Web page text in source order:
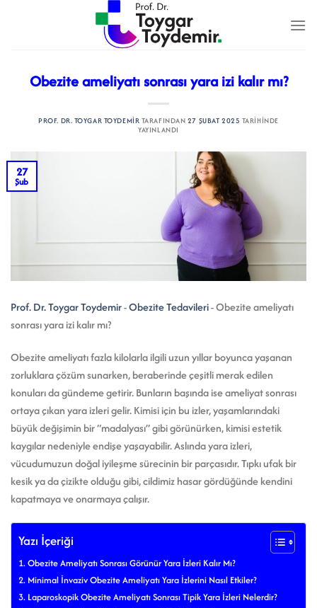
Obezite ameliyatı sonrası yara izi kalır mı?
PROF. DR. TOYGAR TOYDEMIR TARAFINDAN 27 ŞUBAT 2025 TARIHINDE
YAYINLANDI
27
Şub
Prof. Dr. Toygar Toydemir-Obezite Tedavileri-Obezite ameliyatı
sonrası yara izi kalır mı?
Obezite ameliyatı fazla kilolarla ilgili uzun yıllar boyunca yaşanan
zorluklara çözüm sunarken, beraberinde çeşitli merak edilen
konuları da gündeme getirir. Bunların başında ise ameliyat sonrası
ortaya çıkan yara izleri gelir. Kimisi için bu izler, yaşamlarındaki
büyük değişimin bir “madalyası” gibi görünürken, kimisi estetik
kaygılar nedeniyle endişe yaşayabilir. Aslında yara izleri,
vücudumuzun doğal iyileşme sürecinin bir parçasıdır. Tıpkı ufak bir
kesik ya da çizikte olduğu gibi, cildimiz hasar gördüğünde kendini
kapatmaya ve onarmaya çalışır.
Yazı İçeriği
Obezite Ameliyatı Sonrası Görünür Yara İzleri Kalır Mı?
Minimal İnvaziv Obezite Ameliyatı Yara İzlerini Nasıl Etkiler?
Laparoskopik Obezite Ameliyatı Sonrası Tipik Yara İzleri Nelerdir?